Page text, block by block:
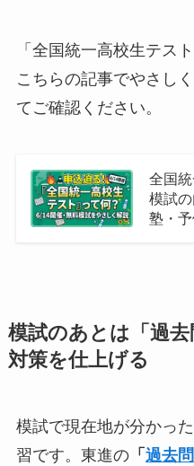
「全国統一高校生テス
こちらの記事でやさし
てご確認ください。
全国
模試
塾・予
模試のあとは「過
対策を仕上げる
模試で現在地が分かっ
習です。東進の「 過去